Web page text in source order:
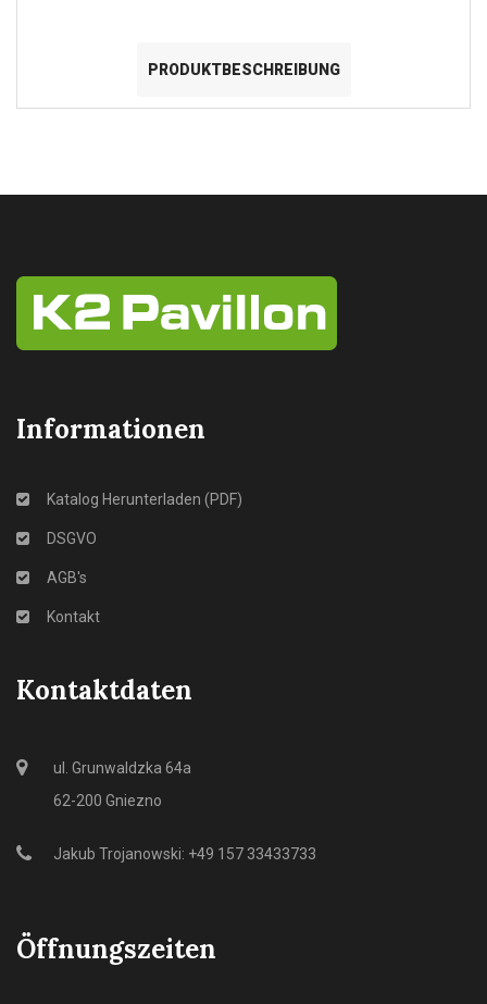
PRODUKTBESCHREIBUNG
Informationen
Katalog Herunterladen (PDF)
DSGVO
AGB's
Kontakt
Kontaktdaten
ul. Grunwaldzka 64a
62-200 Gniezno
Jakub Trojanowski: +49 157 33433733
Öffnungszeiten